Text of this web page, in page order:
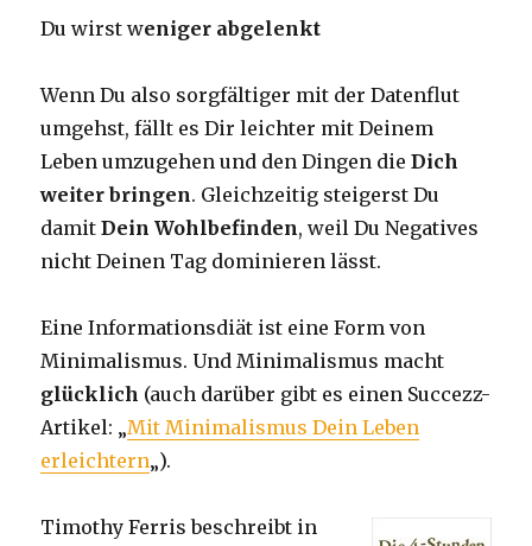
Du wirst weniger abgelenkt
Wenn Du also sorgfältiger mit der Datenflut
umgehst, fällt es Dir leichter mit Deinem
Leben umzugehen und den Dingen dieDich
weiter bringen. Gleichzeitig steigerst Du
damitDein Wohlbefinden, weil Du Negatives
nicht Deinen Tag dominieren lässt.
Eine Informationsdiät ist eine Form von
Minimalismus. Und Minimalismus macht
glücklich (auch darüber gibt es einen Succezz-
Artikel: „Mit Minimalismus Dein Leben
erleichtern„).
Timothy Ferris beschreibt in